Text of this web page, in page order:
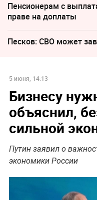
Пенсионерам с
праве на доплаты
Песков: СВО может
5 июня, 14:13
Бизнесу
объяснил,
сильной
Путин заявил о
экономики России